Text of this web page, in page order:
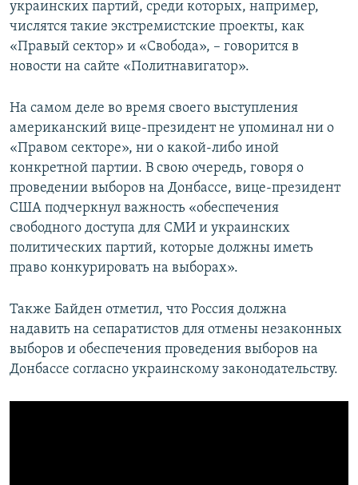
украинских партий, среди которых, например,
числятся такие экстремистские проекты, как
«Правый сектор» и «Свобода», – говорится в
новости на сайте «Политнавигатор».
На самом деле во время своего выступления
американский вице-президент не упоминал ни о
«Правом секторе», ни о какой-либо иной
конкретной партии. В свою очередь, говоря о
проведении выборов на Донбассе, вице-президент
США подчеркнул важность «обеспечения
свободного доступа для СМИ и украинских
политических партий, которые должны иметь
право конкурировать на выборах».
Также Байден отметил, что Россия должна
надавить на сепаратистов для отмены незаконных
выборов и обеспечения проведения выборов на
Донбассе согласно украинскому законодательству.